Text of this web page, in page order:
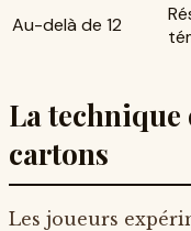
Au-delà de 12
La
cartons
Les joueurs